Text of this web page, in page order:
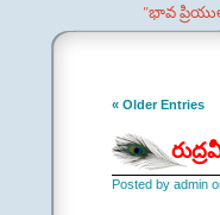
"భావ
« Older Entries
Posted by admin